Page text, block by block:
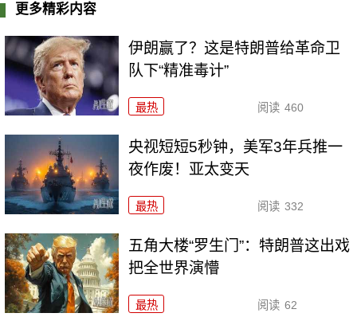
更多精彩内容
伊朗赢了？这是特朗普给革命卫
队下“精准毒计”
最热 阅读 460
央视短短5秒钟，美军3年兵推一
夜作废！亚太变天
最热 阅读 332
五角大楼“罗生门”：特朗普这出戏
把全世界演懵
最热 阅读 62